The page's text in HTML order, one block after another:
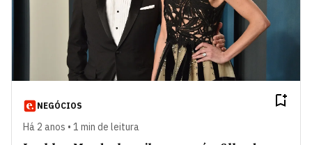
NEGÓCIOS
Há 2 anos • 1 min de leitura